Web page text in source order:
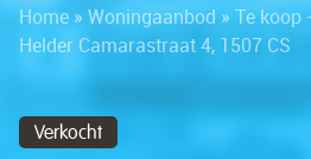
Home » Woningaanbod » Te koop
Helder Camarastraat 4, 1507 CS
Verkocht